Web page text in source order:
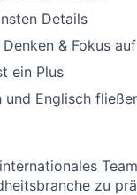
Details
& Fokus
ein Plus
Englisch
zu